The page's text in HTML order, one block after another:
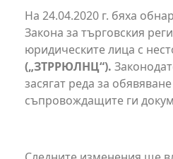
На 24.04.2020 г. бяха
Закона за търговския
юридическите лица с
(„ЗТРРЮЛНЦ“).
засягат реда за
съпровождащите ги